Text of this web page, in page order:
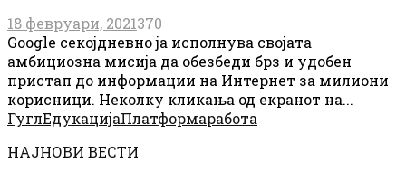
18 февруари, 2021370
Google секојдневно ја исполнува својата
амбициозна мисија да обезбеди брз и удобен
пристап до информации на Интернет за милиони
корисници. Неколку кликања од екранот на...
ГуглЕдукацијаПлатформаработа
НАЈНОВИ ВЕСТИ